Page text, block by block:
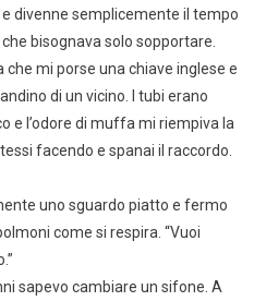
divenne semplicemente il tempo
bisognava solo sopportare.
mi porse una chiave inglese e
di un vicino. I tubi erano
e l’odore di muffa mi riempiva la
facendo e spanai il raccordo.
uno sguardo piatto e fermo
come si respira. “Vuoi
sapevo cambiare un sifone. A